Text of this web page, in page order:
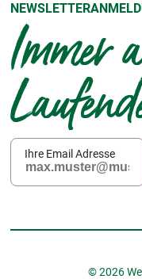
Immer
Ihre Email Adresse
© 2026